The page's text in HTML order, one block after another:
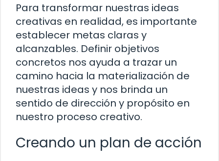
Para transformar nuestras ideas
creativas en realidad, es importante
establecer metas claras y
alcanzables. Definir objetivos
concretos nos ayuda a trazar un
camino hacia la materialización de
nuestras ideas y nos brinda un
sentido de dirección y propósito en
nuestro proceso creativo.
Creando un plan de acción